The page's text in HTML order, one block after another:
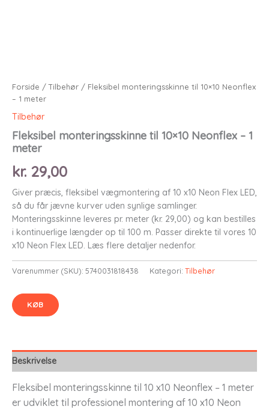
Forside /Tilbehør / Fleksibel monteringsskinne til 10×10 Neonflex
– 1 meter
Tilbehør
Fleksibel monteringsskinne til 10×10 Neonflex – 1
meter
kr. 29,00
Giver præcis, fleksibel vægmontering af 10 x10 Neon Flex LED,
så du får jævne kurver uden synlige samlinger.
Monteringsskinne leveres pr. meter (kr. 29,00) og kan bestilles
i kontinuerlige længder op til 100 m. Passer direkte til vores 10
x10 Neon Flex LED. Læs flere detaljer nedenfor.
Varenummer (SKU): 5740031818438 Kategori: Tilbehør
KØB
Beskrivelse
Fleksibel monteringsskinne til 10 x10 Neonflex – 1 meter
er udviklet til professionel montering af 10 x10 Neon